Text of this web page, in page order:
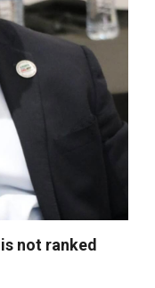
not ranked